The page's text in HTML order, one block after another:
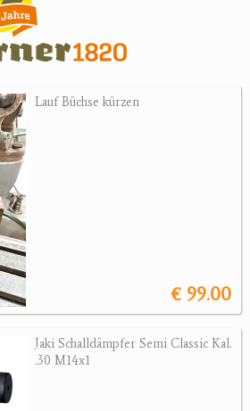
Lauf Büchse kürzen
€ 99.00
Jaki Schalldämpfer Semi Classic Kal.
.30 M14x1